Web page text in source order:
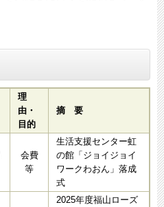
理
由・
目的
摘 要
会費
等
生活支援センター虹
の館「ジョイジョイ
ワークわおん」落成
式
2025年度福山ローズ